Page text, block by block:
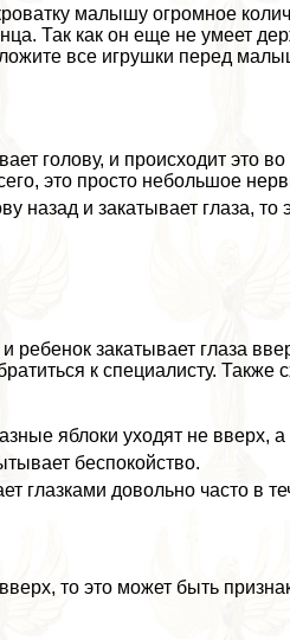
малышу огромное
Так как он еще не умеет
все игрушки перед
голову, и происходит это
это просто небольшое
назад и закатывает глаза,
закатывает глаза
к специалисту. Также
яблоки уходят не вверх, а
беспокойство.
глазками довольно часто в
то это может быть